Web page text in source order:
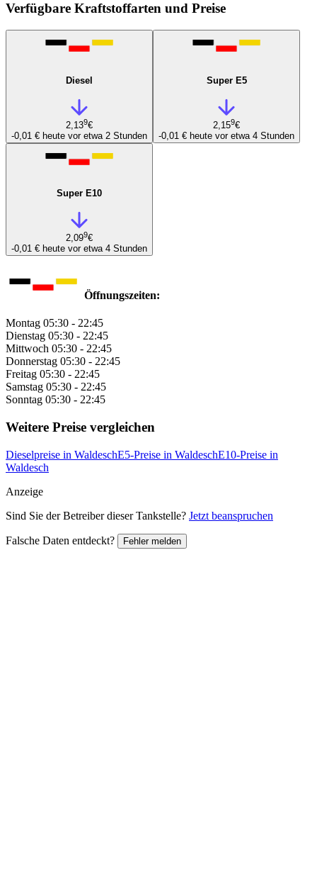
Verfügbare Kraftstoffarten und Preise
Diesel
2,139€
-0,01 € heute vor etwa 2 Stunden
Super E5
2,159€
-0,01 € heute vor etwa 4 Stunden
Super E10
2,099€
-0,01 € heute vor etwa 4 Stunden
Öffnungszeiten:
Montag 05:30 - 22:45
Dienstag 05:30 - 22:45
Mittwoch 05:30 - 22:45
Donnerstag 05:30 - 22:45
Freitag 05:30 - 22:45
Samstag 05:30 - 22:45
Sonntag 05:30 - 22:45
Weitere Preise vergleichen
Dieselpreise in WaldeschE5-Preise in WaldeschE10-Preise in
Waldesch
Anzeige
Sind Sie der Betreiber dieser Tankstelle? Jetzt beanspruchen
Falsche Daten entdeckt? Fehler melden